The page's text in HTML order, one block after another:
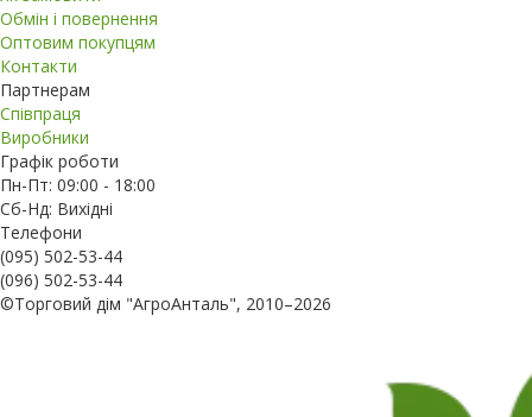
Обмін і повернення
Оптовим покупцям
Контакти
Партнерам
Співпраця
Виробники
Графік роботи
Пн-Пт: 09:00 - 18:00
Сб-Нд: Вихідні
Телефони
(095) 502-53-44
(096) 502-53-44
©Торговий дім "АгроАнталь", 2010–2026